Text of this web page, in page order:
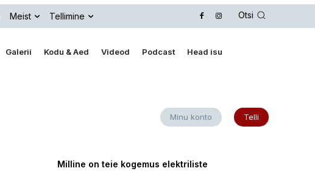
Meist Tellimine Otsi
Galerii Kodu & Aed Videod Podcast Head isu
Minu konto Telli
Milline on teie kogemus elektriliste